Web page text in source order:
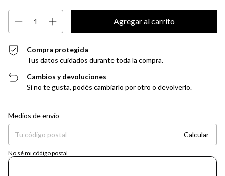
Compra protegida
Tus datos cuidados durante toda la compra.
Cambios y devoluciones
Si no te gusta, podés cambiarlo por otro o devolverlo.
Entregas para el CP:
Medios de envío
Calcular
No sé mi código postal